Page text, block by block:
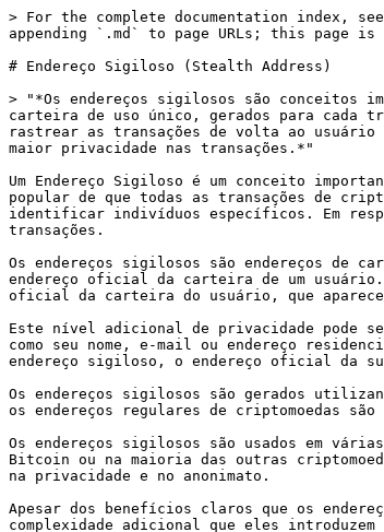
> For the complete documentation index,
appending `.md` to page URLs; this page
# Endereço Sigiloso (Stealth Address)
> "*Os endereços sigilosos são conceitos
carteira de uso único, gerados para
rastrear as transações de volta ao
maior privacidade nas transações.*"
Um Endereço Sigiloso é um conceito
popular de que todas as transações de
identificar indivíduos específicos. Em
transações.
Os endereços sigilosos são endereços de
endereço oficial da carteira de um usuário.
oficial da carteira do usuário, que
Este nível adicional de privacidade pode
como seu nome, e-mail ou endereço
endereço sigiloso, o endereço oficial da
Os endereços sigilosos são gerados
os endereços regulares de criptomoedas
Os endereços sigilosos são usados em
Bitcoin ou na maioria das outras
na privacidade e no anonimato.
Apesar dos benefícios claros que os
complexidade adicional que eles